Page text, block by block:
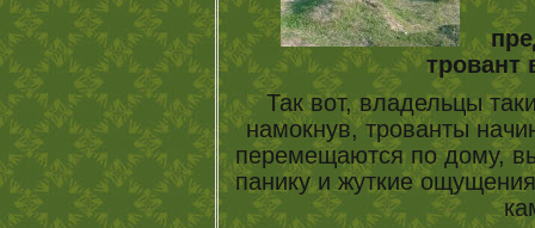
тровант
Так вот, владельцы
намокнув, трованты
перемещаются по дому,
панику и жуткие